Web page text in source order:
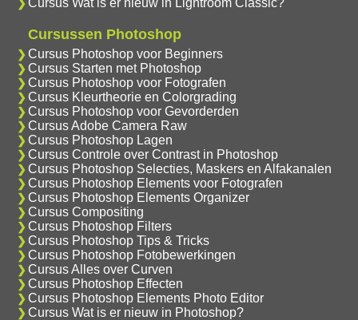
Cursussen Photoshop
Cursus Photoshop voor Beginners
Cursus Starten met Photoshop
Cursus Photoshop voor Fotografen
Cursus Kleurtheorie en Colorgrading
Cursus Photoshop voor Gevorderden
Cursus Adobe Camera Raw
Cursus Photoshop Lagen
Cursus Controle over Contrast in Photoshop
Cursus Photoshop Selecties, Maskers en Alfakanalen
Cursus Photoshop Elements voor Fotografen
Cursus Photoshop Elements Organizer
Cursus Compositing
Cursus Photoshop Filters
Cursus Photoshop Tips & Tricks
Cursus Photoshop Fotobewerkingen
Cursus Alles over Curven
Cursus Photoshop Effecten
Cursus Photoshop Elements Photo Editor
Cursus Wat is er nieuw in Photoshop?